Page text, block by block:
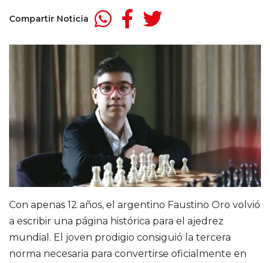
Compartir Noticia
Con apenas 12 años, el argentino Faustino Oro volvió
a escribir una página histórica para el ajedrez
mundial. El joven prodigio consiguió la tercera
norma necesaria para convertirse oficialmente en